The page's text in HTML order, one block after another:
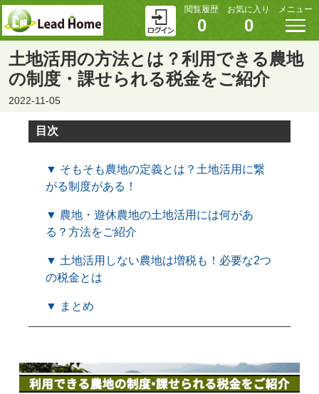
閲覧履歴
0
お気に入り
0
メニュー
土地活用の方法とは？利用できる農地
の制度・課せられる税金をご紹介
2022-11-05
目次
▼ そもそも農地の定義とは？土地活用に繋
がる制度がある！
▼ 農地・遊休農地の土地活用には何があ
る？方法をご紹介
▼ 土地活用しない農地は増税も！必要な2つ
の税金とは
▼ まとめ